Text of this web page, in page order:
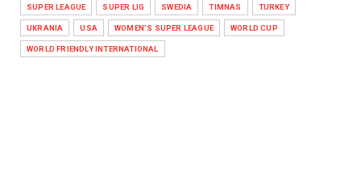
SUPER LEAGUE SUPER LIG SWEDIA TIMNAS TURKEY
UKRANIA USA WOMEN'S SUPER LEAGUE WORLD CUP
WORLD FRIENDLY INTERNATIONAL